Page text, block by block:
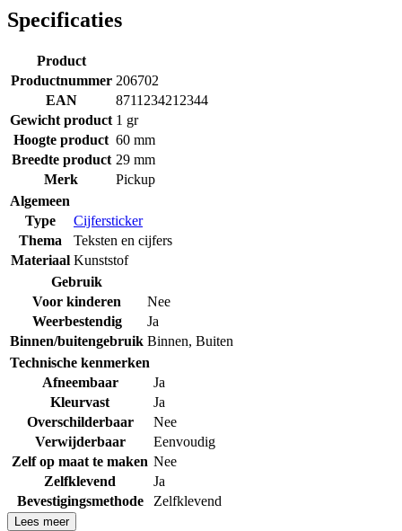
Specificaties
Product
Productnummer 206702
EAN
8711234212344
Gewicht product 1 gr
Hoogte product 60 mm
Breedte product 29 mm
Merk
Pickup
Algemeen
Type
Cijfersticker
Thema
Teksten en cijfers
Materiaal Kunststof
Gebruik
Voor kinderen
Nee
Weerbestendig
Ja
Binnen/buitengebruik Binnen, Buiten
Technische kenmerken
Afneembaar
Ja
Kleurvast
Ja
Overschilderbaar
Nee
Verwijderbaar
Eenvoudig
Zelf op maat te maken Nee
Zelfklevend
Ja
Bevestigingsmethode
Zelfklevend
Lees meer